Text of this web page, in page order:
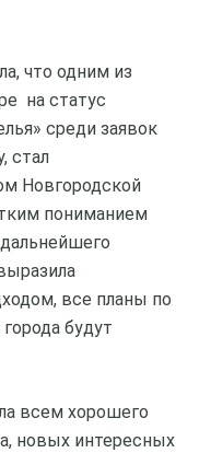
что одним из
на статус
среди заявок
стал
Новгородской
пониманием
все планы по
будут
всем хорошего
новых интересных